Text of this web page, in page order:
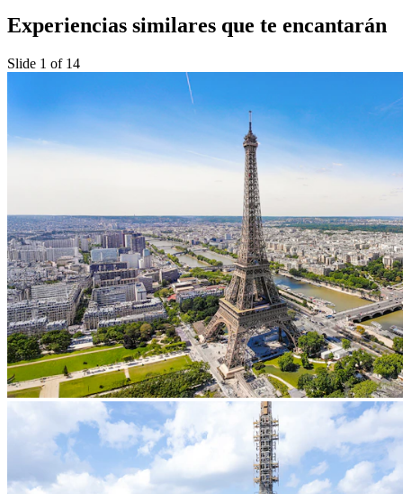
Experiencias similares que te encantarán
Slide 1 of 14